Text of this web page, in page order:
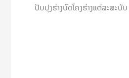
ປັບປຸງຮ່າງບົດໂຄງຮ່າງແຕ່ລະສະ